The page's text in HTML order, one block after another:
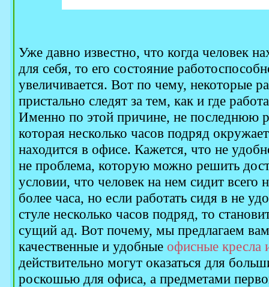
Уже давно известно, что когда человек
для себя, то его состояние
увеличивается. Вот по чему, некоторые
пристально следят за тем, как и где
Именно по этой причине, не последнюю
которая несколько часов подряд
находится в офисе. Кажется, что не
не проблема, которую можно решить
условии, что человек на нем сидит всего
более часа, но если работать сидя в не
стуле несколько часов подряд, то
сущий ад. Вот почему, мы предлагаем
качественные и удобные офисные кресла
действительно могут оказаться для
роскошью для офиса, а предметами